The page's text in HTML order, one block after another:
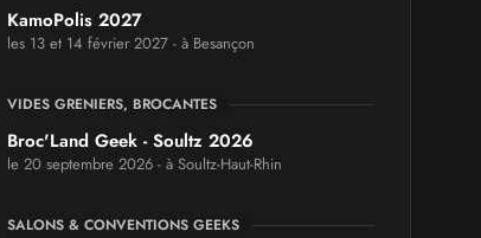
KamoPolis 2027
les 13 et 14 février 2027 - à Besançon
VIDES GRENIERS, BROCANTES
Broc'Land Geek - Soultz 2026
le 20 septembre 2026 - à Soultz-Haut-Rhin
SALONS & CONVENTIONS GEEKS